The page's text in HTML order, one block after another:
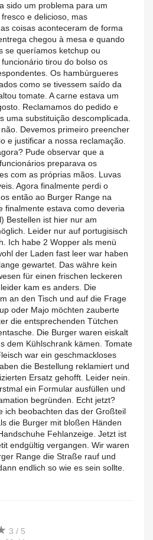
sido um problema para um
e delicioso, mas
coisas aconteceram de forma
chegou à mesa e quando
se queríamos ketchup ou
tirou do bolso os
Os hambúrgueres
como se tivessem saído da
tomate. A carne estava um
Reclamamos do pedido e
uma substituição descomplicada.
Devemos primeiro preencher
e justificar a nossa reclamação.
Pude observar que a
preparava os
com as próprias mãos. Luvas
Agora finalmente perdi o
então ao Burger Range na
finalmente estava como deveria
Bestellen ist hier nur am
Leider nur auf portugisisch
Ich habe 2 Wopper als menü
der Laden fast leer war haben
gewartet. Das währe kein
für einen frischen leckeren
kam es anders. Die
an den Tisch und auf die Frage
oder Majo möchten zauberte
die entsprechenden Tütchen
Die Burger waren eiskalt
dem Kühlschrank kämen. Tomate
war ein geschmackloses
die Bestellung reklamiert und
Ersatz gehofft. Leider nein.
ein Formular ausfüllen und
begründen. Echt jetzt?
ich beobachten das der Großteil
die Burger mit bloßen Händen
Fehlanzeige. Jetzt ist
endgültig vergangen. Wir waren
Range die Straße rauf und
endlich so wie es sein sollte.
3 / 5